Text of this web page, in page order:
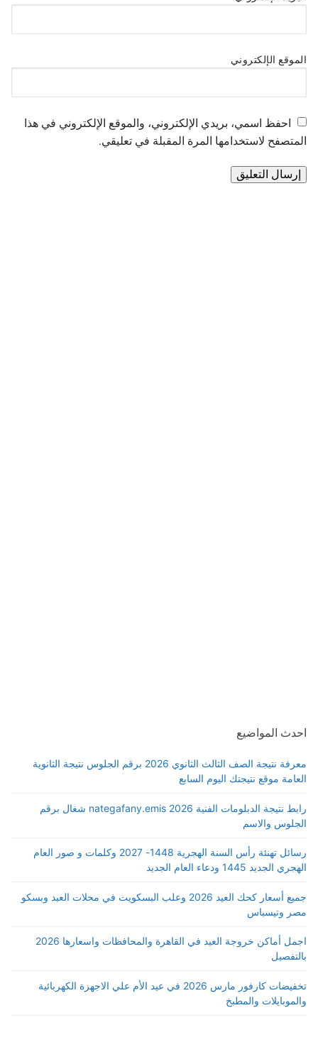
الموقع الإلكتروني
احفظ اسمي، بريدي الإلكتروني، والموقع الإلكتروني في هذا
المتصفح لاستخدامها المرة المقبلة في تعليقي.
احدث المواضيع
معرفة نتيجة الصف الثالث الثانوي 2026 برقم الجلوس نتيجة الثانوية
العامة موقع نتيجتك اليوم السابع
رابط نتيجة الدبلومات الفنية 2026 nategafany.emis شغال برقم
الجلوس والاسم
رسائل تهنئة رأس السنة الهجرية 1448- 2027 وكلمات و صور العام
الهجري الجديد 1445 ودعاء العام الجديد
جميع أسعار كحك العيد 2026 وعلب البسكويت في محلات العبد وبسكو
مصر وتيسباس
اجمل أماكن خروجة العيد في القاهرة والمحافظات واسعارها 2026
بالتفصيل
تخفيضات كارفور مارس 2026 في عيد الأم علي الاجهزة الكهربائية
والموبايلات والمطبخ